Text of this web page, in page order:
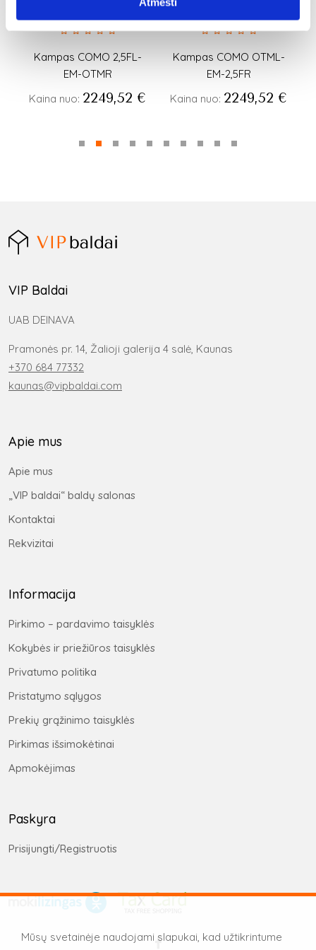
Kampas COMO 2,5FL-
EM-OTMR
Kaina nuo: 2249,52 €
Kampas COMO OTML-
EM-2,5FR
Kaina nuo: 2249,52 €
VIP Baldai
UAB DEINAVA
Pramonės pr. 14, Žalioji galerija 4 salė, Kaunas
+370 684 77332
kaunas@vipbaldai.com
Apie mus
Apie mus
„VIP baldai“ baldų salonas
Kontaktai
Rekvizitai
Informacija
Pirkimo – pardavimo taisyklės
Kokybės ir priežiūros taisyklės
Privatumo politika
Pristatymo sąlygos
Prekių grąžinimo taisyklės
Pirkimas išsimokėtinai
Apmokėjimas
Paskyra
Prisijungti/Registruotis
Mūsų svetainėje naudojami slapukai, kad užtikrintume